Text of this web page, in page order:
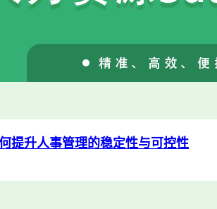
提升人事管理的稳定性与可控性